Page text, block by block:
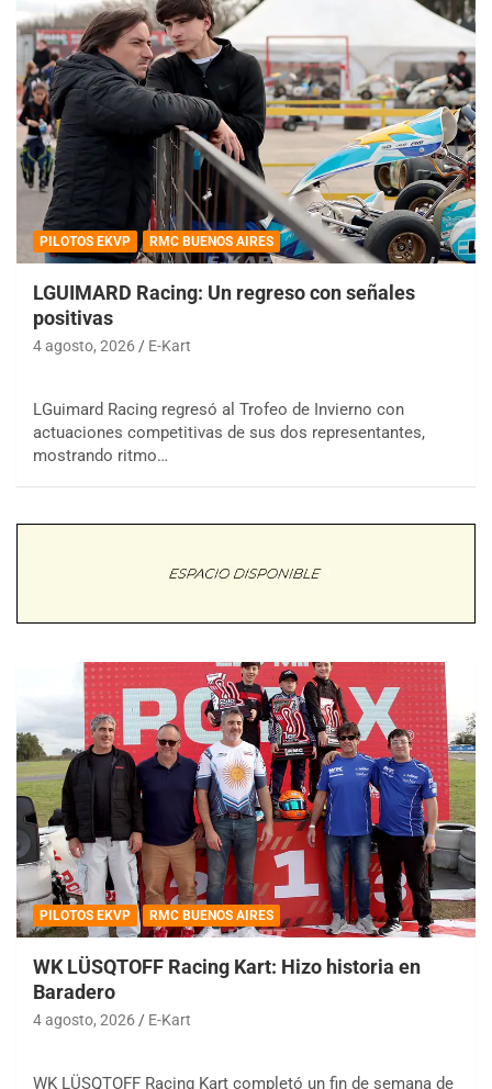
PILOTOS EKVP RMC BUENOS AIRES
LGUIMARD Racing: Un regreso con señales
positivas
4 agosto, 2026 E-Kart
LGuimard Racing regresó al Trofeo de Invierno con
actuaciones competitivas de sus dos representantes,
mostrando ritmo…
PILOTOS EKVP RMC BUENOS AIRES
WK LÜSQTOFF Racing Kart: Hizo historia en
Baradero
4 agosto, 2026 E-Kart
WK LÜSQTOFF Racing Kart completó un fin de semana de